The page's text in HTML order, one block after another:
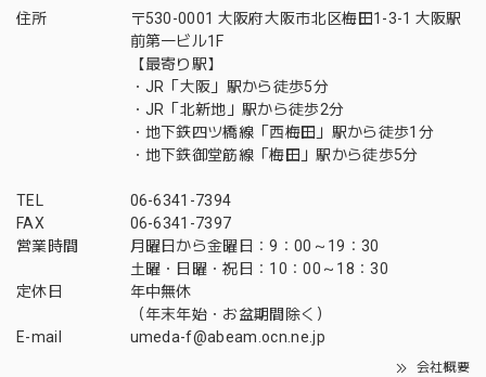
住所
〒530-0001 大阪府大阪市北区梅田1-3-1 大阪駅
前第一ビル1F
【最寄り駅】
・JR「大阪」駅から徒歩5分
・JR「北新地」駅から徒歩2分
・地下鉄四ツ橋線「西梅田」駅から徒歩1分
・地下鉄御堂筋線「梅田」駅から徒歩5分
TEL
06-6341-7394
FAX
06-6341-7397
営業時間
月曜日から金曜日：9：00～19：30
土曜・日曜・祝日：10：00～18：30
定休日
年中無休
（年末年始・お盆期間除く）
E-mail
umeda-f@abeam.ocn.ne.jp
会社概要